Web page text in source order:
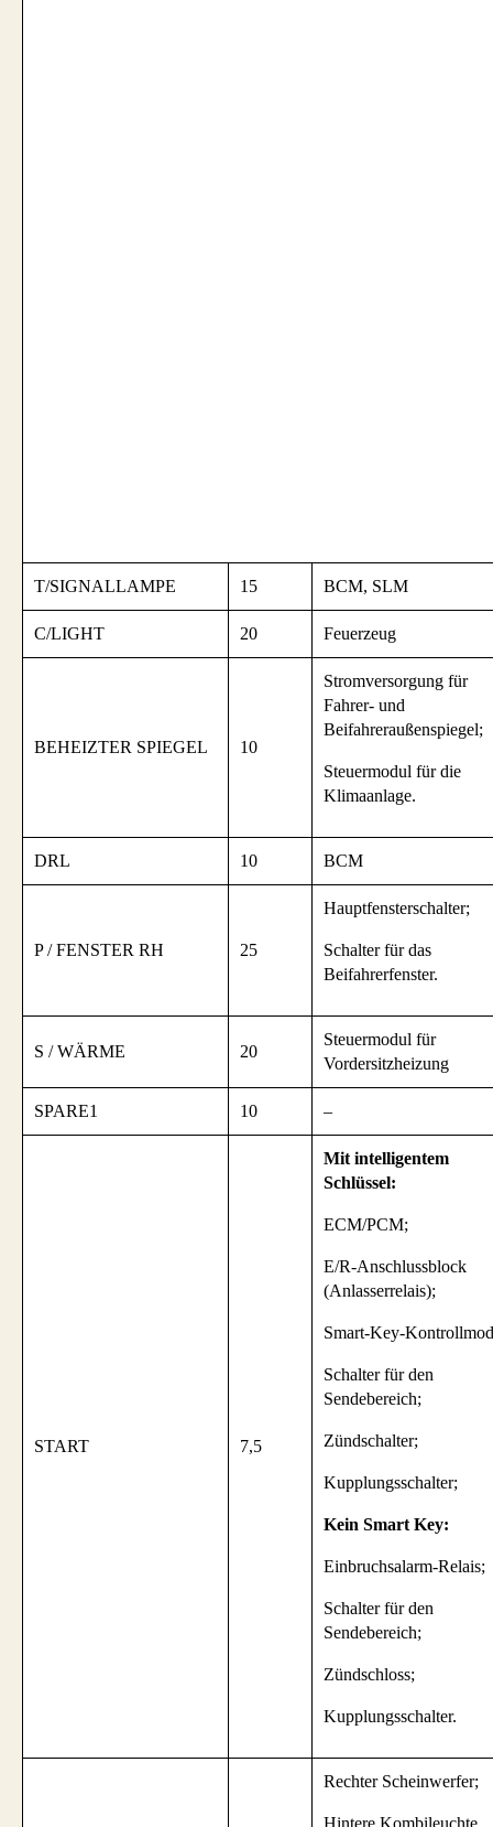
T/SIGNALLAMPE 15 BCM, SLM
C/LIGHT 20 Feuerzeug
BEHEIZTER SPIEGEL 10
Stromversorgung für
Fahrer- und
Beifahreraußenspiegel;
Steuermodul für die
Klimaanlage.
DRL 10 BCM
P / FENSTER RH 25
Hauptfensterschalter;
Schalter für das
Beifahrerfenster.
S / WÄRME 20
Steuermodul für
Vordersitzheizung
SPARE1 10 –
START 7,5
Mit intelligentem
Schlüssel:
ECM/PCM;
E/R-Anschlussblock
(Anlasserrelais);
Smart-Key-
Schalter für den
Sendebereich;
Zündschalter;
Kupplungsschalter;
Kein Smart Key:
Einbruchsalarm-Relais;
Schalter für den
Sendebereich;
Zündschloss;
Kupplungsschalter.
Rechter Scheinwerfer;
Hintere Kombileuchte